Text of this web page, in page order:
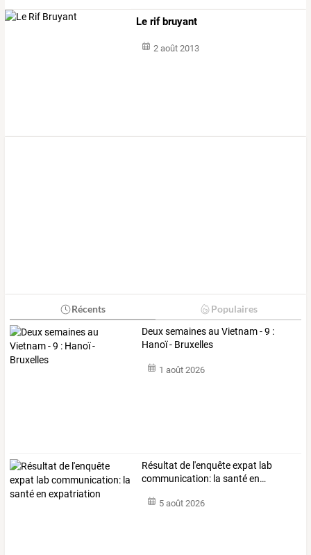
Le rif bruyant
2 août 2013
Récents Populaires
Deux semaines au Vietnam - 9 :
Hanoï - Bruxelles
1 août 2026
Résultat de l'enquêteexpat lab
communication: la santéen…
5 août 2026